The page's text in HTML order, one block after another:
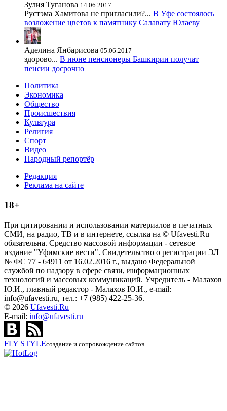
Зулия Туганова 14.06.2017
Рустэма Хамитова не пригласили?... В Уфе состоялось
возложение цветов к памятнику Салавату Юлаеву
Аделина Янбарисова 05.06.2017
здорово... В июне пенсионеры Башкирии получат
пенсии досрочно
Политика
Экономика
Общество
Происшествия
Культура
Религия
Спорт
Видео
Народный репортёр
Редакция
Реклама на сайте
18+
При цитировании и использовании материалов в печатных
СМИ, на радио, ТВ и в интернете, ссылка на © Ufavesti.Ru
обязательна. Средство массовой информации - сетевое
издание "Уфимские вести". Свидетельство о регистрации ЭЛ
№ ФС 77 - 64911 от 16.02.2016 г., выдано Федеральной
службой по надзору в сфере связи, информационных
технологий и массовых коммуникаций. Учредитель - Малахов
Ю.И., главный редактор - Малахов Ю.И., e-mail:
info@ufavesti.ru, тел.: +7 (985) 422-25-36.
© 2026 Ufavesti.Ru
E-mail: info@ufavesti.ru
FLY STYLEсоздание и сопровождение сайтов